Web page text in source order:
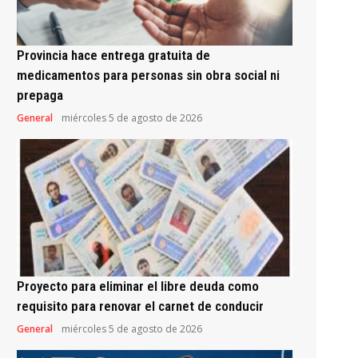
Provincia hace entrega gratuita de
medicamentos para personas sin obra social ni
prepaga
General miércoles 5 de agosto de 2026
Proyecto para eliminar el libre deuda como
requisito para renovar el carnet de conducir
General miércoles 5 de agosto de 2026